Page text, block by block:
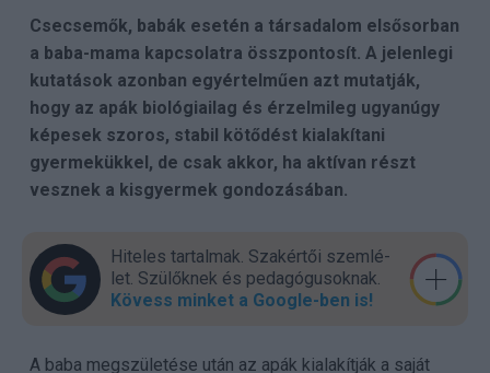
Csecsemők, babák esetén a társadalom elsősorban
a baba-mama kapcsolatra összpontosít. A jelenlegi
kutatások azonban egyértelműen azt mutatják,
hogy az apák biológiailag és érzelmileg ugyanúgy
képesek szoros, stabil kötődést kialakítani
gyermekükkel, de csak akkor, ha aktívan részt
vesznek a kisgyermek gondozásában.
Hiteles tartalmak. Szakér­tői szem­lé­
let. Szülők­nek és pedagógu­sok­nak.
Kövess minket a Google-ben is!
A baba megszületése után az apák kialakítják a saját